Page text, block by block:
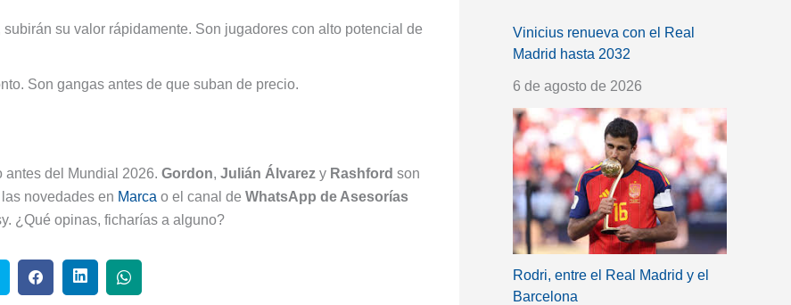
su valor rápidamente. Son jugadores con alto potencial de
Son gangas antes de que suban de precio.
antes del Mundial 2026. Gordon, Julián Álvarez y Rashford son
novedades en Marca o el canal de WhatsApp de Asesorías
¿Qué opinas, ficharías a alguno?
Vinicius renueva con el Real
Madrid hasta 2032
6 de agosto de 2026
Rodri, entre el Real Madrid y el
Barcelona